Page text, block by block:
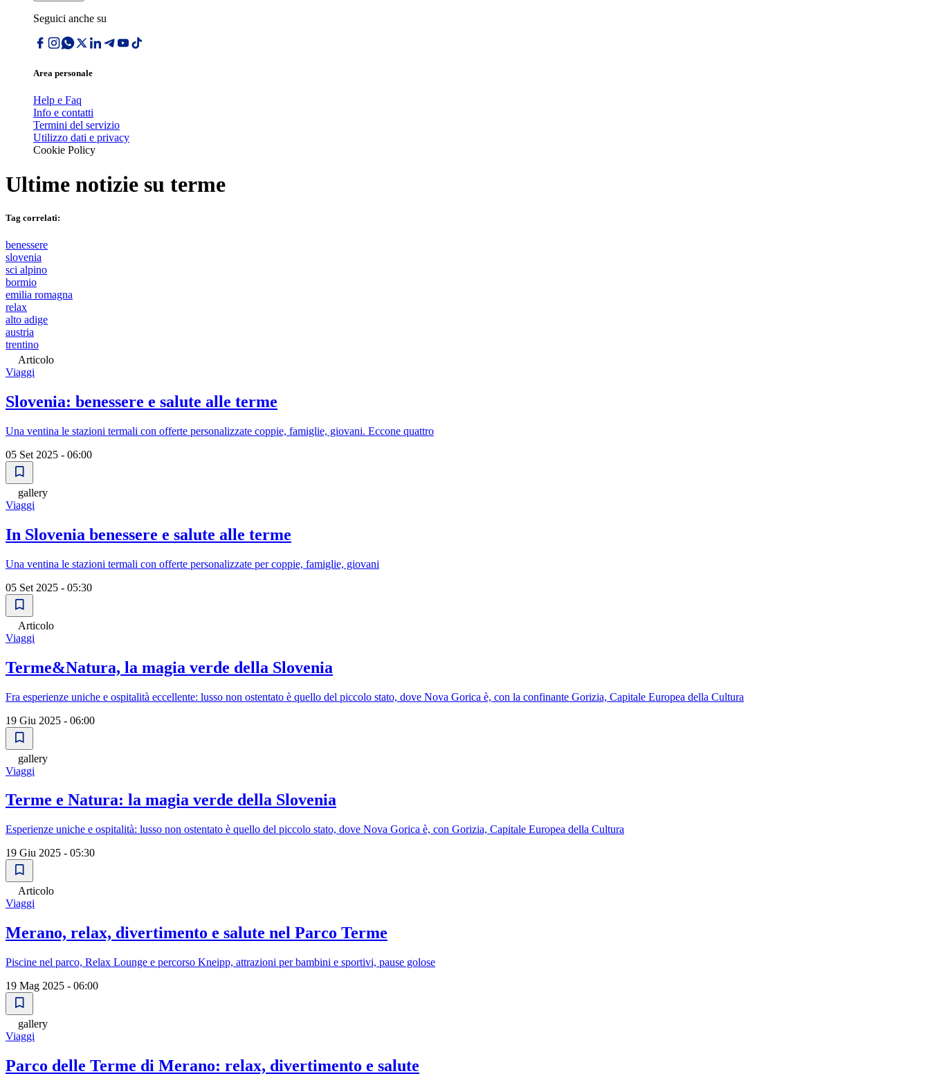
Seguici anche su
Area personale
Help e Faq
Info e contatti
Termini del servizio
Utilizzo dati e privacy
Cookie Policy
Ultime notizie su terme
Tag correlati:
benessere
slovenia
sci alpino
bormio
emilia romagna
relax
alto adige
austria
trentino
Articolo
Viaggi
Slovenia: benessere e salute alle terme
Una ventina le stazioni termali con offerte personalizzate coppie, famiglie, giovani. Eccone quattro
05 Set 2025 - 06:00
gallery
Viaggi
In Slovenia benessere e salute alle terme
Una ventina le stazioni termali con offerte personalizzate per coppie, famiglie, giovani
05 Set 2025 - 05:30
Articolo
Viaggi
Terme&Natura, la magia verde della Slovenia
Fra esperienze uniche e ospitalità eccellente: lusso non ostentato è quello del piccolo stato, dove Nova Gorica è, con la confinante Gorizia, Capitale Europea della Cultura
19 Giu 2025 - 06:00
gallery
Viaggi
Terme e Natura: la magia verde della Slovenia
Esperienze uniche e ospitalità: lusso non ostentato è quello del piccolo stato, dove Nova Gorica è, con Gorizia, Capitale Europea della Cultura
19 Giu 2025 - 05:30
Articolo
Viaggi
Merano, relax, divertimento e salute nel Parco Terme
Piscine nel parco, Relax Lounge e percorso Kneipp, attrazioni per bambini e sportivi, pause golose
19 Mag 2025 - 06:00
gallery
Viaggi
Parco delle Terme di Merano: relax, divertimento e salute